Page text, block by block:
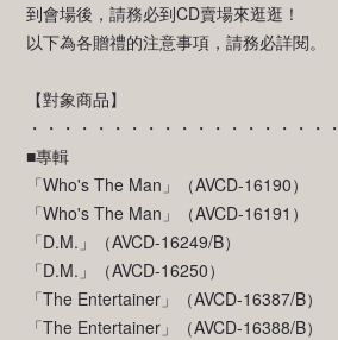
到會場後，請務必到CD賣場來逛逛！
以下為各贈禮的注意事項，請務必詳閱。
【對象商品】
・・・・・・・・・・・・・・・・・・・
■專輯
「Who's The Man」（AVCD-16190）
「Who's The Man」（AVCD-16191）
「D.M.」（AVCD-16249/B）
「D.M.」（AVCD-16250）
「The Entertainer」（AVCD-16387/B）
「The Entertainer」（AVCD-16388/B）